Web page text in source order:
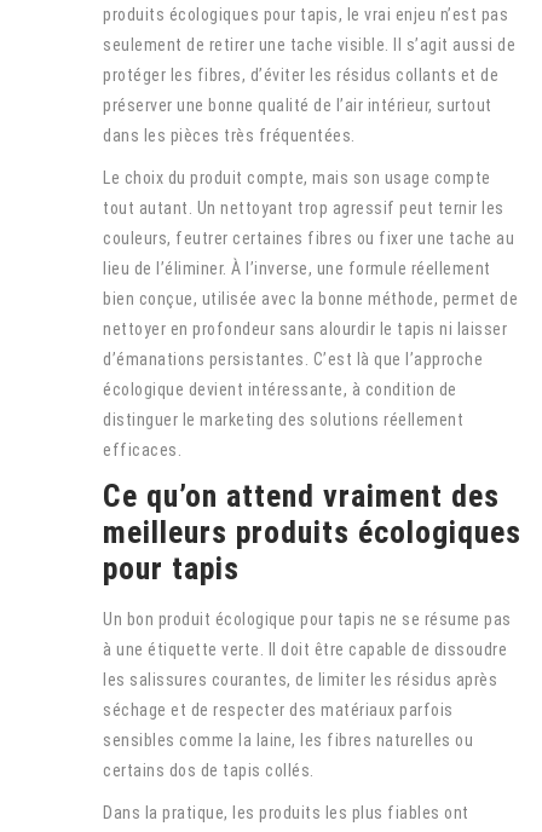
produits écologiques pour tapis, le vrai enjeu n’est pas
seulement de retirer une tache visible. Il s’agit aussi de
protéger les fibres, d’éviter les résidus collants et de
préserver une bonne qualité de l’air intérieur, surtout
dans les pièces très fréquentées.
Le choix du produit compte, mais son usage compte
tout autant. Un nettoyant trop agressif peut ternir les
couleurs, feutrer certaines fibres ou fixer une tache au
lieu de l’éliminer. À l’inverse, une formule réellement
bien conçue, utilisée avec la bonne méthode, permet de
nettoyer en profondeur sans alourdir le tapis ni laisser
d’émanations persistantes. C’est là que l’approche
écologique devient intéressante, à condition de
distinguer le marketing des solutions réellement
efficaces.
Ce qu’on attend vraiment des
meilleurs produits écologiques
pour tapis
Un bon produit écologique pour tapis ne se résume pas
à une étiquette verte. Il doit être capable de dissoudre
les salissures courantes, de limiter les résidus après
séchage et de respecter des matériaux parfois
sensibles comme la laine, les fibres naturelles ou
certains dos de tapis collés.
Dans la pratique, les produits les plus fiables ont